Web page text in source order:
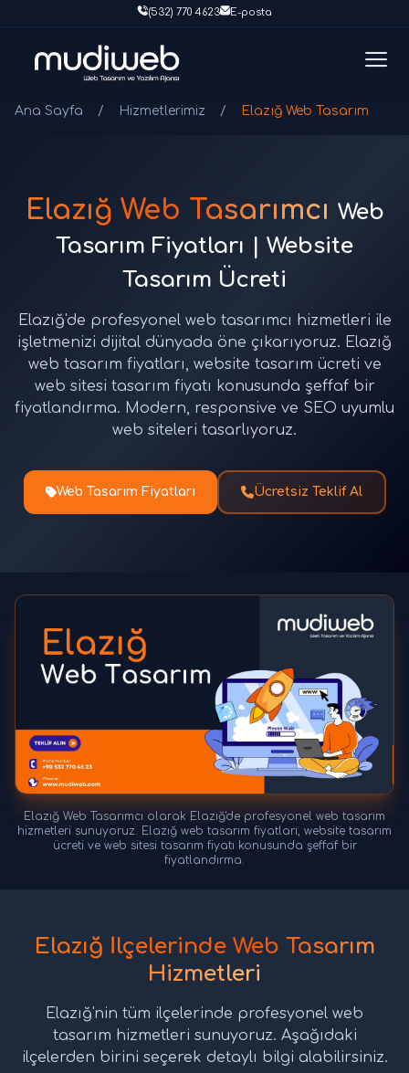
(532) 770 4623 E-posta
Ana Sayfa / Hizmetlerimiz / Elazığ Web Tasarım
Elazığ Web Tasarımcı Web
Tasarım Fiyatları | Website
Tasarım Ücreti
Elazığ'de profesyonel web tasarımcı hizmetleri ile
işletmenizi dijital dünyada öne çıkarıyoruz. Elazığ
web tasarım fiyatları, website tasarım ücreti ve
web sitesi tasarım fiyatı konusunda şeffaf bir
fiyatlandırma. Modern, responsive ve SEO uyumlu
web siteleri tasarlıyoruz.
Web Tasarım Fiyatları Ücretsiz Teklif Al
Elazığ Web Tasarımcı olarak Elazığ'de profesyonel web tasarım
hizmetleri sunuyoruz. Elazığ web tasarım fiyatları, website tasarım
ücreti ve web sitesi tasarım fiyatı konusunda şeffaf bir
fiyatlandırma.
Elazığ İlçelerinde Web Tasarım
Hizmetleri
Elazığ'nin tüm ilçelerinde profesyonel web
tasarım hizmetleri sunuyoruz. Aşağıdaki
ilçelerden birini seçerek detaylı bilgi alabilirsiniz.